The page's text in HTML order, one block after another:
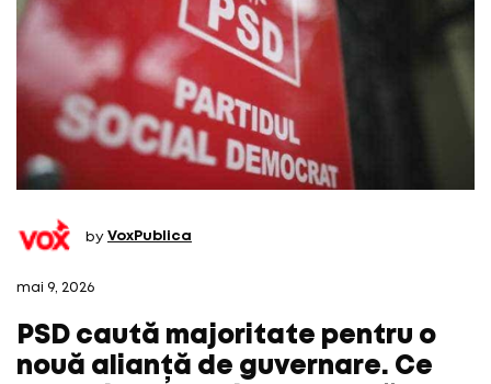
by VoxPublica
mai 9, 2026
PSD caută majoritate pentru o
nouă alianță de guvernare. Ce